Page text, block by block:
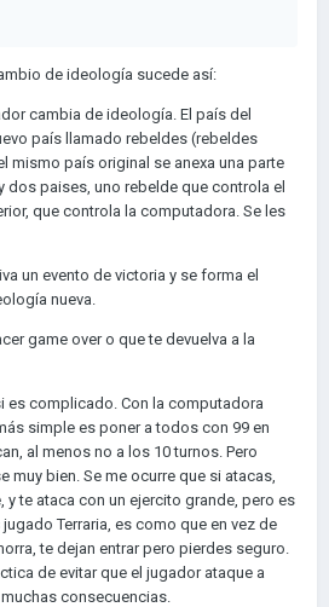
de ideología sucede así:
cambia de ideología. El país del
país llamado rebeldes (rebeldes
mismo país original se anexa una parte
dos paises, uno rebelde que controla el
que controla la computadora. Se les
un evento de victoria y se forma el
nueva.
game over o que te devuelva a la
es complicado. Con la computadora
simple es poner a todos con 99 en
al menos no a los 10 turnos. Pero
muy bien. Se me ocurre que si atacas,
y te ataca con un ejercito grande, pero es
Terraria, es como que en vez de
te dejan entrar pero pierdes seguro.
de evitar que el jugador ataque a
consecuencias.